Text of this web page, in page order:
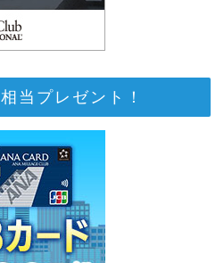
当プレゼント！